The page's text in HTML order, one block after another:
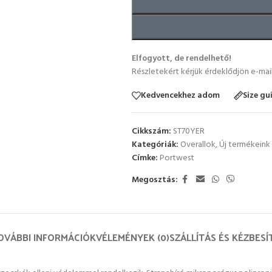
Elfogyott, de rendelhető!
Részletekért kérjük érdeklődjön e-
Kedvencekhez adom
Size
Cikkszám: ST70YER
Kategóriák: Overallok,Új termékeink
Címke: Portwest
Megosztás:
INFORMÁCIÓKVÉLEMÉNYEK (0)SZÁLLÍTÁS ÉS